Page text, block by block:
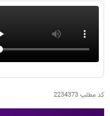
کد مطلب2234373